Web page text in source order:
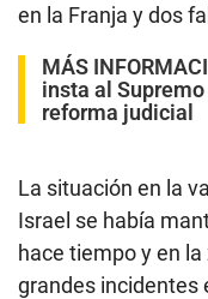
en la Franja y dos
MÁS
insta al
reforma judicial
La situación en la
Israel se había
hace tiempo y en
grandes incidentes